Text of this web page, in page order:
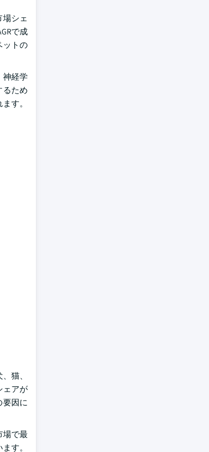
シェ
で成
ットの
神経学
るため
す。
猫、
ェアが
要因に
場で最
す。